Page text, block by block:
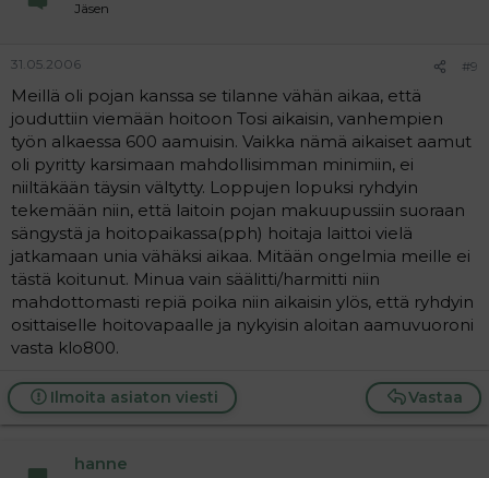
Jäsen
31.05.2006 #9
Meillä oli pojan kanssa se tilanne vähän aikaa, että
jouduttiin viemään hoitoon Tosi aikaisin, vanhempien
työn alkaessa 600 aamuisin. Vaikka nämä aikaiset aamut
oli pyritty karsimaan mahdollisimman minimiin, ei
niiltäkään täysin vältytty. Loppujen lopuksi ryhdyin
tekemään niin, että laitoin pojan makuupussiin suoraan
sängystä ja hoitopaikassa(pph) hoitaja laittoi vielä
jatkamaan unia vähäksi aikaa. Mitään ongelmia meille ei
tästä koitunut. Minua vain säälitti/harmitti niin
mahdottomasti repiä poika niin aikaisin ylös, että ryhdyin
osittaiselle hoitovapaalle ja nykyisin aloitan aamuvuoroni
vasta klo800.
Vastaa
Ilmoita asiaton viesti
hanne